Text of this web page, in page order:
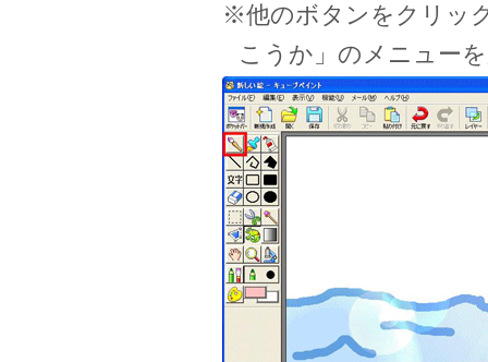
※他のボタンをクリッ
こうか」のメニュー